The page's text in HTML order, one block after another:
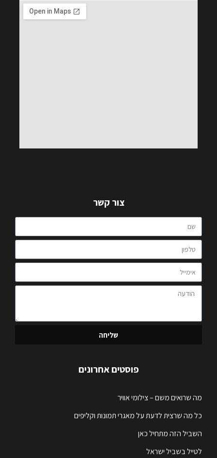
צור קשר
שליחה
פוסטים אחרונים
מה שרואים משם – צילומי אוויר
כל מה שרצית לדעת על מאגרי תמונות וקליפים
השביל הזה מתחיל כאן
לטייל בשביל ישראל